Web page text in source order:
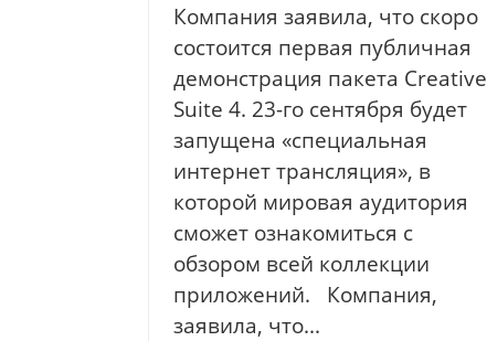
Компания заявила, что скоро
состоится первая публичная
демонстрация пакета Creative
Suite 4. 23-го сентября будет
запущена «специальная
интернет трансляция», в
которой мировая аудитория
сможет ознакомиться с
обзором всей коллекции
приложений. Компания,
заявила, что...